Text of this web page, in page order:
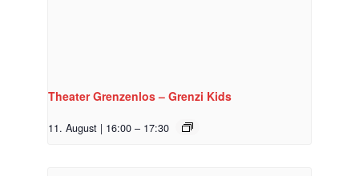
Theater Grenzenlos – Grenzi Kids
11. August | 16:00 – 17:30